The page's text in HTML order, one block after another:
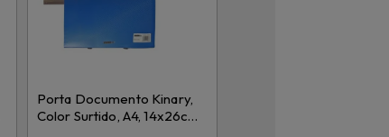
Porta Documento Kinary,
Color Surtido, A4, 14x26cm,